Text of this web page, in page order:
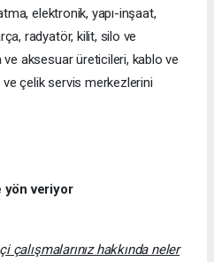
elektronik, yapı-inşaat,
radyatör, kilit, silo ve
aksesuar üreticileri, kablo ve
çelik servis merkezlerini
yön veriyor
hakkında neler